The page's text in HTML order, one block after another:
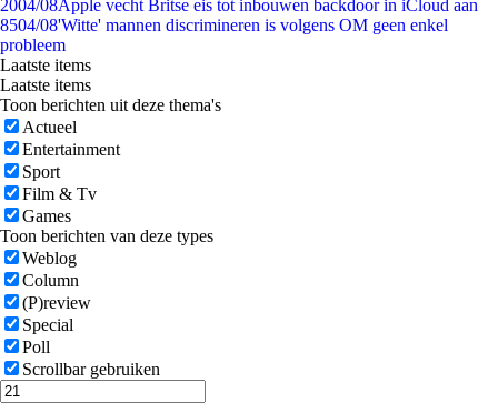
2004/08Apple vecht Britse eis tot inbouwen backdoor in iCloud aan
8504/08'Witte' mannen discrimineren is volgens OM geen enkel
probleem
Laatste items
Laatste items
Toon berichten uit deze thema's
Actueel
Entertainment
Sport
Film & Tv
Games
Toon berichten van deze types
Weblog
Column
(P)review
Special
Poll
Scrollbar gebruiken